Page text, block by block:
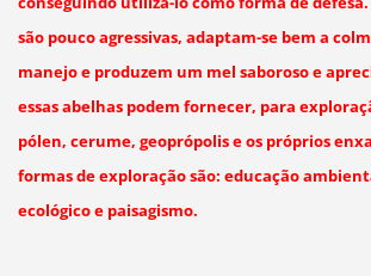
são pouco agressivas, adaptam-se bem a
manejo e produzem um mel saboroso e
essas abelhas podem fornecer, para
pólen, cerume, geoprópolis e os próprios
formas de exploração são: educação
ecológico e paisagismo.